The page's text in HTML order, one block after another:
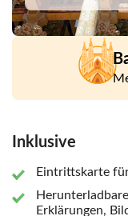
Inklusive
Eintrittskarte
Erklärungen,